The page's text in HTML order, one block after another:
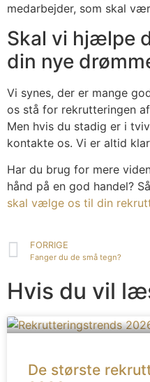
medarbejder, som skal
Skal vi hjælpe
din nye
Vi synes, der er mange
os stå for rekrutteringen
Men hvis du stadig er i
kontakte os. Vi er altid
Har du brug for mere
hånd på en god handel? Så
skal vælge os til din
FORRIGE
Fanger du de små tegn?
Hvis du vil
De største